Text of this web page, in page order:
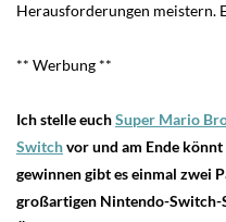
Herausforderungen meistern.
** Werbung **
Ich stelle euchSuper Mario
Switchvor und am Ende
gewinnen gibt es einmal zwei
großartigen Nintendo-Switch-